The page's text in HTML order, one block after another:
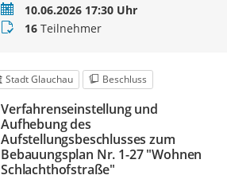
Termin10.06.2026 17:30 Uhr
Teilnehmer
16Teilnehmer
Stadt Glauchau Beschluss
Verfahrenseinstellung und
Aufhebung des
Aufstellungsbeschlusses zum
Bebauungsplan Nr. 1-27 "Wohnen
Schlachthofstraße"